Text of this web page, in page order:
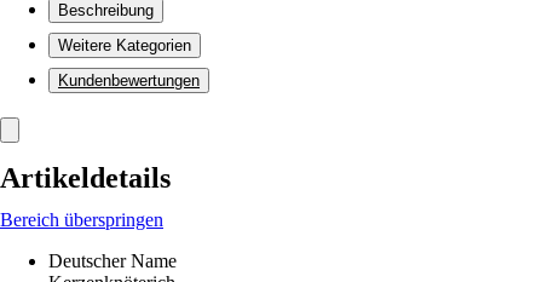
Beschreibung
Weitere Kategorien
Kundenbewertungen
Artikeldetails
Bereich überspringen
Deutscher Name